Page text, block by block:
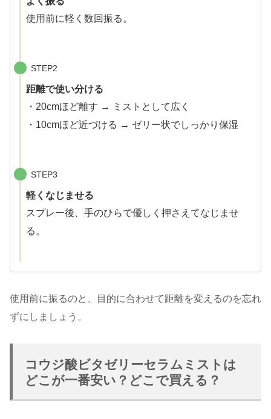
使用前に軽く数回振る。
STEP2
距離で使い分ける
・20cmほど離す → ミストとして広く
・10cmほど近づける → ゼリー状でしっかり保湿
STEP3
軽くなじませる
スプレー後、手のひらで優しく押さえてなじませ
る。
使用前に振るのと、目的に合わせて距離を変えるのを忘れ
ずにしましょう。
コウジ酸ビタゼリーセラムミストは
どこが一番安い？どこで買える？